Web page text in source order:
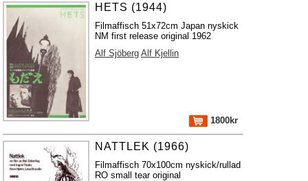
HETS (1944)
Filmaffisch 51x72cm Japan nyskick
NM first release original 1962
Alf Sjöberg Alf Kjellin
1800kr
NATTLEK (1966)
Filmaffisch 70x100cm nyskick/rullad
RO small tear original